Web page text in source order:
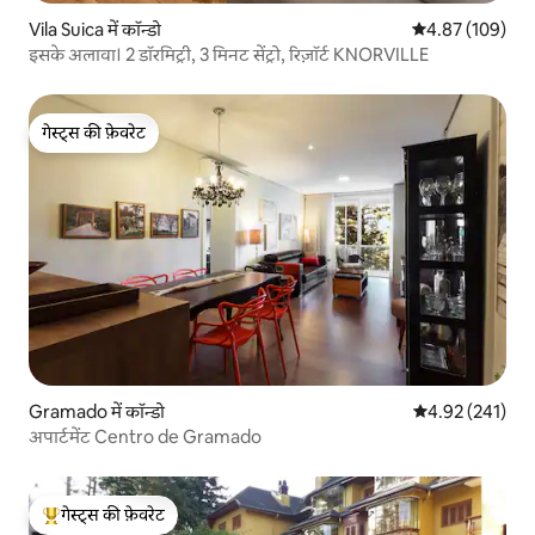
Vila Suica में कॉन्डो औसत रेटिंग 5 में से
4.87 (109)
इसके अलावा। 2 डॉरमिट्री, 3 मिनट सेंट्रो, रिज़ॉर्ट KNORVILLE
गेस्ट्स की फ़ेवरेट
गेस्ट्स की फ़ेवरेट
Gramado में कॉन्डो औसत रेटिंग 5 में से
4.92 (241)
अपार्टमेंट Centro de Gramado
गेस्ट्स का टॉप फ़ेवरेट
गेस्ट्स की फ़ेवरेट